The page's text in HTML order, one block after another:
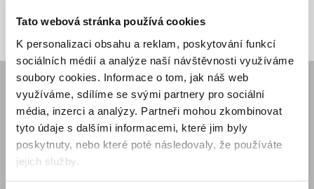
Tato webová stránka používá cookies
K personalizaci obsahu a reklam, poskytování funkcí
sociálních médií a analýze naší návštěvnosti využíváme
soubory cookies. Informace o tom, jak náš web
využíváme, sdílíme se svými partnery pro sociální
média, inzerci a analýzy. Partneři mohou zkombinovat
tyto údaje s dalšími informacemi, které jim byly
poskytnuty, nebo které poté následovaly, že používáte
jejich služby.
mailová
adresa
mailová
adresa
Vaše e-mailová adresa Přihlásit se
E-SHOP
Aktuality
Naši autoři
Obchodní podmínky
Jak nakoupit
Knižní novinky
Dárkové poukazy
Affiliate program